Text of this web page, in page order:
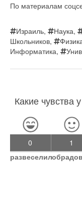
По материалам
Израиль, Наука,
Школьников,
Информатика,
Какие чувства
0
развеселил
1